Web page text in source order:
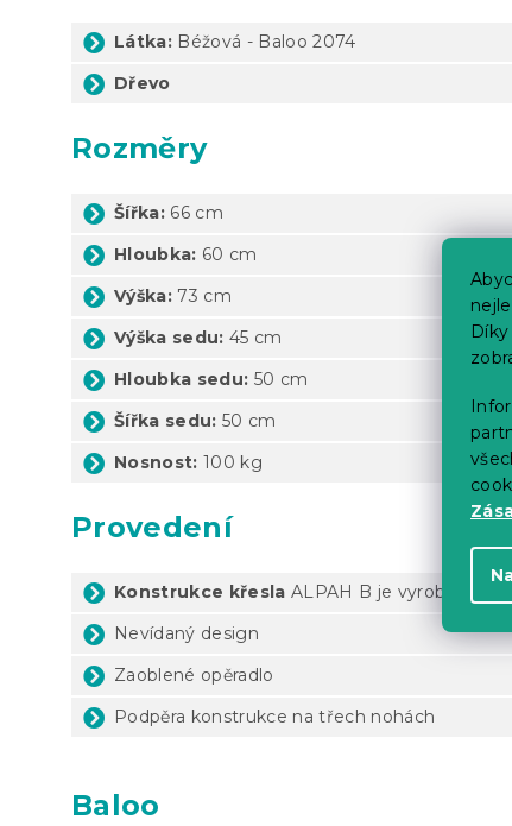
Látka: Béžová - Baloo 2074
Dřevo
Rozměry
Šířka: 66 cm
Hloubka: 60 cm
Výška: 73 cm
Výška sedu: 45 cm
Hloubka sedu: 50 cm
Šířka sedu: 50 cm
Nosnost: 100 kg
Provedení
Konstrukce křesla ALPAH B je vyrobena z
Nevídaný design
Zaoblené opěradlo
Podpěra konstrukce na třech nohách
Baloo